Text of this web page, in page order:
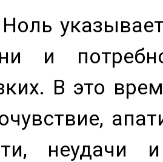
и
В это
неудачи